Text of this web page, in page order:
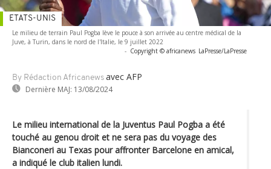
Le milieu de terrain Paul Pogba lève le pouce à son arrivée au centre médical de la
Juve, à Turin, dans le nord de l'Italie, le 9 juillet 2022
- Copyright © africanews LaPresse/LaPresse
By Rédaction Africanews avec AFP
Dernière MAJ: 13/08/2024
ETATS-UNIS
Le milieu international de la Juventus Paul Pogba a été
touché au genou droit et ne sera pas du voyage des
Bianconeri au Texas pour affronter Barcelone en amical,
a indiqué le club italien lundi.